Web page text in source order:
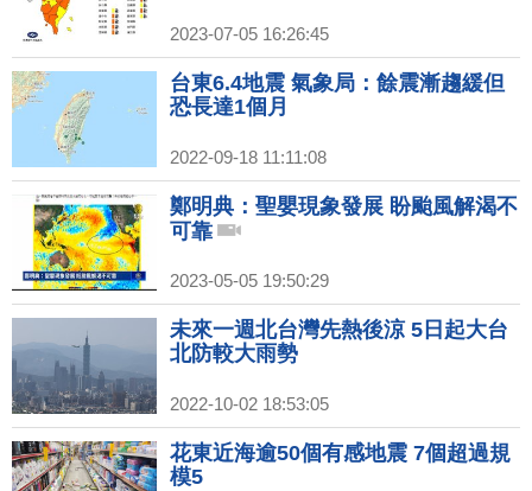
2023-07-05 16:26:45
台東6.4地震 氣象局：餘震漸趨緩但
恐長達1個月
2022-09-18 11:11:08
鄭明典：聖嬰現象發展 盼颱風解渴不
可靠
2023-05-05 19:50:29
未來一週北台灣先熱後涼 5日起大台
北防較大雨勢
2022-10-02 18:53:05
花東近海逾50個有感地震 7個超過規
模5